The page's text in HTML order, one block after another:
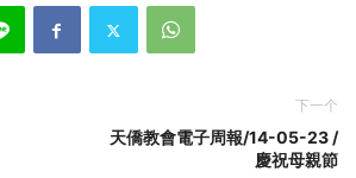
下一个
天僑教會電子周報/14-05-23 /
慶祝母親節